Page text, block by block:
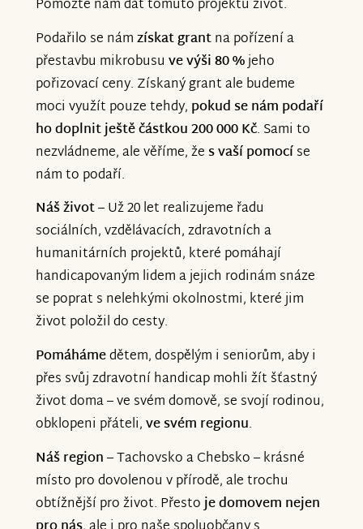
Pomozte nám dát tomuto projektu život.
Podařilo se námzískat grantna pořízení a
přestavbu mikrobusu ve výši 80 %jeho
pořizovací ceny. Získaný grant ale budeme
moci využít pouze tehdy, pokud se nám podaří
ho doplnit ještě částkou 200 000 Kč. Sami to
nezvládneme, ale věříme, žes vaší pomocíse
nám to podaří.
Náš život–Už 20 let realizujeme řadu
sociálních, vzdělávacích, zdravotních a
humanitárních projektů, které pomáhají
handicapovaným lidem a jejich rodinám snáze
se poprat s nelehkými okolnostmi, které jim
život položil do cesty.
Pomáhámedětem, dospělým i seniorům, aby i
přes svůj zdravotní handicap mohli žít šťastný
život doma – ve svém domově, se svojí rodinou,
obklopeni přáteli,ve svém regionu.
Náš region–Tachovsko a Chebsko – krásné
místo pro dovolenou v přírodě, ale trochu
obtížnější pro život. Přestoje domovem nejen